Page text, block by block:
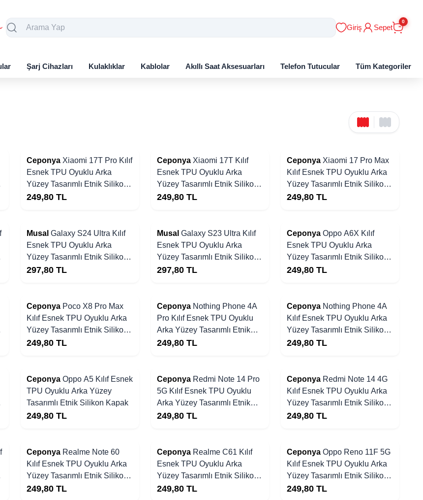
Giriş Sepet
0
Şarj Cihazları Kulaklıklar Kablolar Akıllı Saat Aksesuarları Telefon Tutucular Tüm Kategoriler
Ceponya Xiaomi 17T Pro Kılıf
Esnek TPU Oyuklu Arka
Yüzey Tasarımlı Etnik Silikon
Kapak
249,80 TL
Ceponya Xiaomi 17T Kılıf
Esnek TPU Oyuklu Arka
Yüzey Tasarımlı Etnik Silikon
Kapak
249,80 TL
Ceponya Xiaomi 17 Pro Max
Kılıf Esnek TPU Oyuklu Arka
Yüzey Tasarımlı Etnik Silikon
Kapak
249,80 TL
Musal Galaxy S24 Ultra Kılıf
Esnek TPU Oyuklu Arka
Yüzey Tasarımlı Etnik Silikon
Kapak
297,80 TL
Musal Galaxy S23 Ultra Kılıf
Esnek TPU Oyuklu Arka
Yüzey Tasarımlı Etnik Silikon
Kapak
297,80 TL
Ceponya Oppo A6X Kılıf
Esnek TPU Oyuklu Arka
Yüzey Tasarımlı Etnik Silikon
Kapak
249,80 TL
Ceponya Poco X8 Pro Max
Kılıf Esnek TPU Oyuklu Arka
Yüzey Tasarımlı Etnik Silikon
Kapak
249,80 TL
Ceponya Nothing Phone 4A
Pro Kılıf Esnek TPU Oyuklu
Arka Yüzey Tasarımlı Etnik
Silikon Kapak
249,80 TL
Ceponya Nothing Phone 4A
Kılıf Esnek TPU Oyuklu Arka
Yüzey Tasarımlı Etnik Silikon
Kapak
249,80 TL
Ceponya Oppo A5 Kılıf Esnek
TPU Oyuklu Arka Yüzey
Tasarımlı Etnik Silikon Kapak
249,80 TL
Ceponya Redmi Note 14 Pro
5G Kılıf Esnek TPU Oyuklu
Arka Yüzey Tasarımlı Etnik
Silikon Kapak
249,80 TL
Ceponya Redmi Note 14 4G
Kılıf Esnek TPU Oyuklu Arka
Yüzey Tasarımlı Etnik Silikon
Kapak
249,80 TL
Ceponya Realme Note 60
Kılıf Esnek TPU Oyuklu Arka
Yüzey Tasarımlı Etnik Silikon
Kapak
249,80 TL
Ceponya Realme C61 Kılıf
Esnek TPU Oyuklu Arka
Yüzey Tasarımlı Etnik Silikon
Kapak
249,80 TL
Ceponya Oppo Reno 11F 5G
Kılıf Esnek TPU Oyuklu Arka
Yüzey Tasarımlı Etnik Silikon
Kapak
249,80 TL